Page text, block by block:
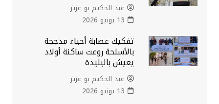
عبد الحكيم بو عزيز
13 يونيو 2026
تفكيك عصابة أحياء مدججة
بالأسلحة روعت ساكنة أولاد
يعيش بالبليدة
عبد الحكيم بو عزيز
13 يونيو 2026